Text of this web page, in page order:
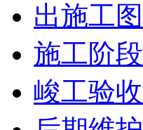
出施工图
施工阶段
峻工验收